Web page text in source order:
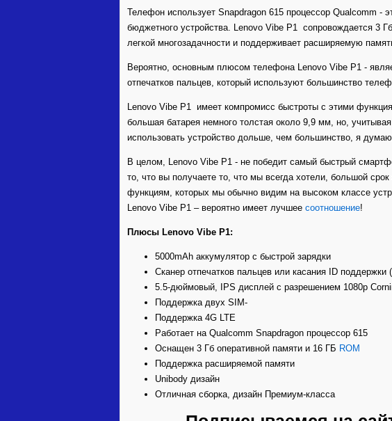
Телефон использует Snapdragon 615 процессор Qualcomm -
бюджетного устройства. Lenovo Vibe Р1 сопровождается 3
легкой многозадачности и поддерживает расширяемую
Вероятно, основным плюсом телефона Lenovo Vibe Р1 -
отпечатков пальцев, который используют большинство
Lenovo Vibe Р1 имеет компромисс быстроты с этими
большая батарея немного толстая около 9,9 мм, но,
использовать устройство дольше, чем большинство, я
В целом, Lenovo Vibe Р1 - не победит самый быстрый
то, что вы получаете то, что мы всегда хотели, большой
функциям, которых мы обычно видим на высоком классе
Lenovo Vibe Р1 – вероятно имеет лучшее соотношение!
Плюсы Lenovo Vibe P1:
5000mAh аккумулятор с быстрой зарядки
Сканер отпечатков пальцев или касания ID поддержки
5.5-дюймовый, IPS дисплей с разрешением 1080p
Поддержка двух SIM-
Поддержка 4G LTE
Работает на Qualcomm Snapdragon процессор 615
Оснащен 3 Гб оперативной памяти и 16 ГБ ROM
Поддержка расширяемой памяти
Unibody дизайн
Отличная сборка, дизайн Премиум-класса